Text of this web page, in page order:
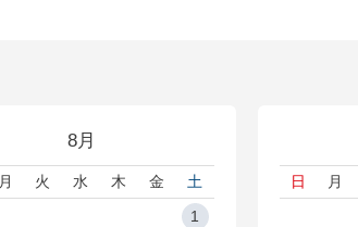
8月
月 火 水 木 金
土
1
日 月